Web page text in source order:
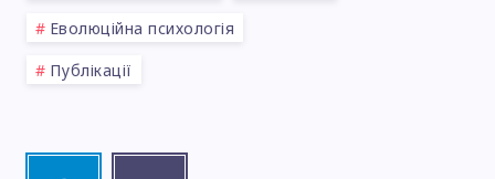
Еволюційна психологія
Публікації